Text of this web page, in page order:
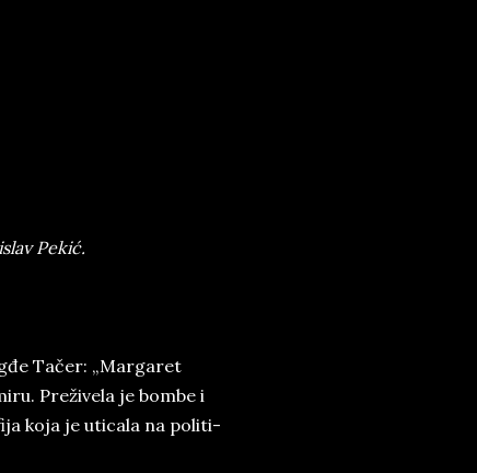
Pekić.
Tačer: „Mar­ga­ret
Prežive­la je bom­be i
koja je uti­cala na po­li­ti­